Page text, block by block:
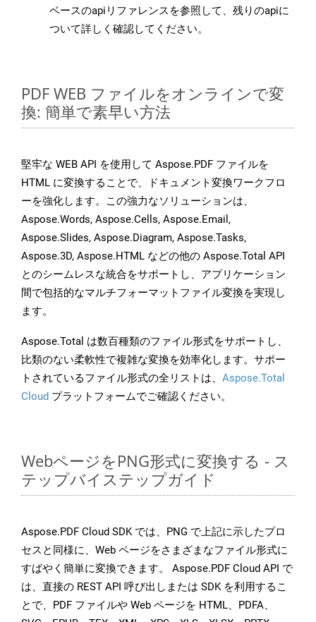
ベースのapiリファレンスを参照して、残りのapiに
ついて詳しく確認してください。
PDF WEB ファイルをオンラインで変
換: 簡単で素早い方法
堅牢な WEB API を使用して Aspose.PDF ファイルを
HTML に変換することで、ドキュメント変換ワークフロ
ーを強化します。この強力なソリューションは、
Aspose.Words, Aspose.Cells, Aspose.Email,
Aspose.Slides, Aspose.Diagram, Aspose.Tasks,
Aspose.3D, Aspose.HTML などの他の Aspose.Total API
とのシームレスな統合をサポートし、アプリケーション
間で包括的なマルチフォーマットファイル変換を実現し
ます。
Aspose.Total は数百種類のファイル形式をサポートし、
比類のない柔軟性で複雑な変換を効率化します。サポー
トされているファイル形式の全リストは、 Aspose.Total
Cloud プラットフォームでご確認ください。
WebページをPNG形式に変換する - ス
テップバイステップガイド
Aspose.PDF Cloud SDK では、PNG で上記に示したプロ
セスと同様に、Web ページをさまざまなファイル形式に
すばやく簡単に変換できます。 Aspose.PDF Cloud API で
は、直接の REST API 呼び出しまたは SDK を利用するこ
とで、PDF ファイルや Web ページを HTML、PDFA、